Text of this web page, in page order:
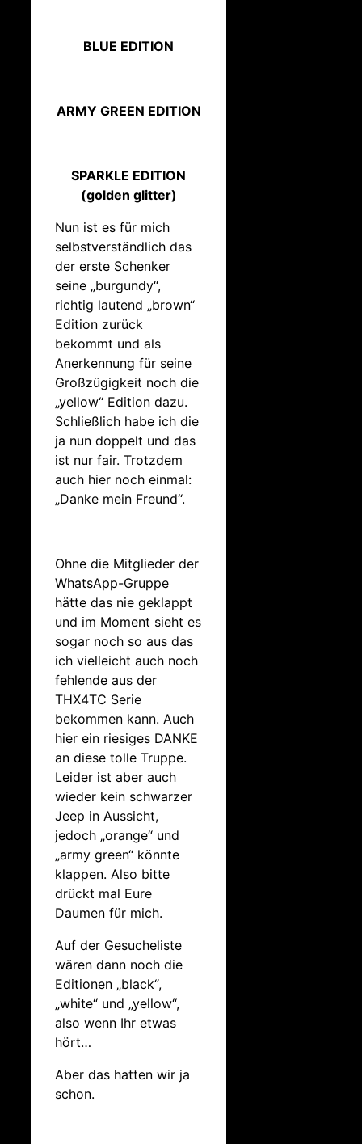
BLUE EDITION
ARMY GREEN EDITION
SPARKLE EDITION
(golden glitter)
Nun ist es für mich
selbstverständlich das
der erste Schenker
seine „burgundy“,
richtig lautend „brown“
Edition zurück
bekommt und als
Anerkennung für seine
Großzügigkeit noch die
„yellow“ Edition dazu.
Schließlich habe ich die
ja nun doppelt und das
ist nur fair. Trotzdem
auch hier noch einmal:
„Danke mein Freund“.
Ohne die Mitglieder der
WhatsApp-Gruppe
hätte das nie geklappt
und im Moment sieht es
sogar noch so aus das
ich vielleicht auch noch
fehlende aus der
THX4TC Serie
bekommen kann. Auch
hier ein riesiges DANKE
an diese tolle Truppe.
Leider ist aber auch
wieder kein schwarzer
Jeep in Aussicht,
jedoch „orange“ und
„army green“ könnte
klappen. Also bitte
drückt mal Eure
Daumen für mich.
Auf der Gesucheliste
wären dann noch die
Editionen „black“,
„white“ und „yellow“,
also wenn Ihr etwas
hört…
Aber das hatten wir ja
schon.